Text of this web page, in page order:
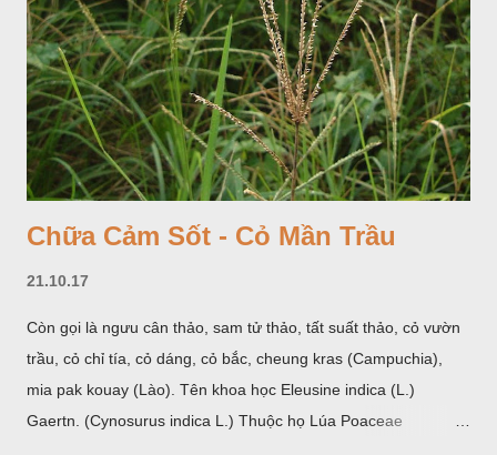
Chữa Cảm Sốt - Cỏ Mần Trầu
21.10.17
Còn gọi là ngưu cân thảo, sam tử thảo, tất suất thảo, cỏ vườn
trầu, cỏ chỉ tía, cỏ dáng, cỏ bắc, cheung kras (Campuchia),
mia pak kouay (Lào). Tên khoa học Eleusine indica (L.)
Gaertn. (Cynosurus indica L.) Thuộc họ Lúa Poaceae